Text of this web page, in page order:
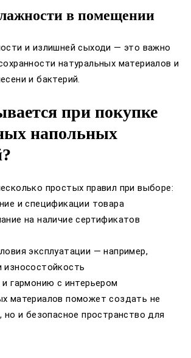
в помещении
и излишней сыходи — это важно
натуральных материалов и
и бактерий.
при покупке
напольных
простых правил при выборе:
и спецификации товара
на наличие сертификатов
эксплуатации — например,
износостойкость
гармонию с интерьером
материалов поможет создать не
но и безопасное пространство для